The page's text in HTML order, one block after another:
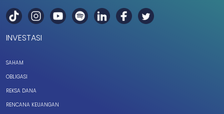
INVESTASI
SAHAM
OBLIGASI
REKSA DANA
RENCANA KEUANGAN